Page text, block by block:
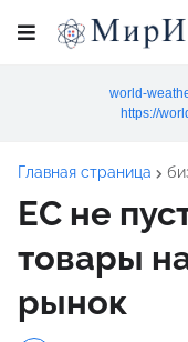
world-
https://
Главная страница
ЕС не
товары
рынок